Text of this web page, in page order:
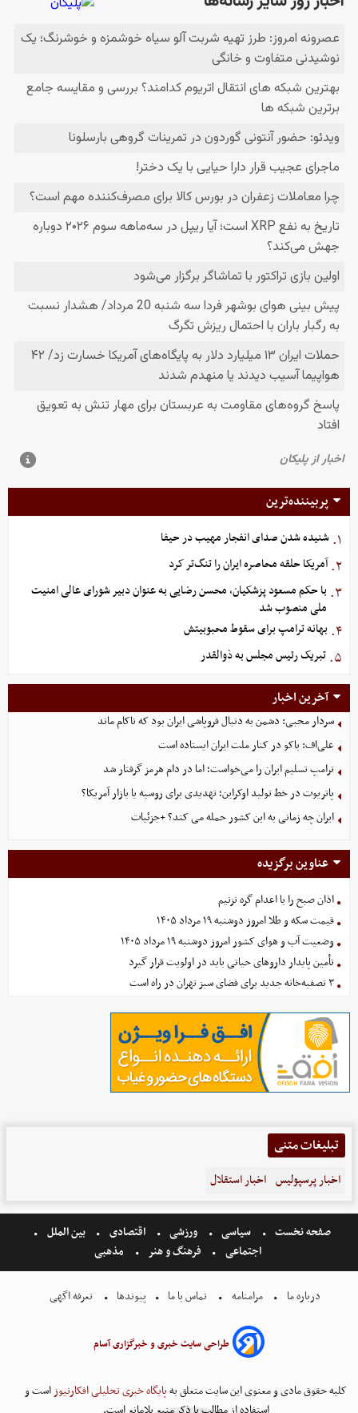
پربیننده‌ترین
۱. شنیده شدن صدای انفجار مهیب در حیفا
۲. آمریکا حلقه محاصره ایران را تنگ‌تر کرد
۳. با حکم مسعود پزشکیان، محسن رضایی به عنوان دبیر شورای عالی امنیت
ملی منصوب شد
۴. بهانه ترامپ برای سقوط محبوبیتش
۵. تبریک رئیس مجلس به ذوالقدر
آخرین اخبار
سردار محبی: دشمن به دنبال فروپاشی ایران بود که ناکام ماند
علی‌اف: باکو در کنار ملت ایران ایستاده است
ترامپ تسلیم ایران را می‌خواست؛ اما در دام هرمز گرفتار شد
پاتریوت در خط تولید اوکراین؛ تهدیدی برای روسیه یا بازار آمریکا؟
ایران چه زمانی به این کشور حمله می کند؟ +جزئیات
عناوین برگزیده
اذان صبح را با اعدام گره نزنیم
قیمت سکه و طلا امروز دوشنبه ۱۹ مرداد ۱۴۰۵
وضعیت آب و هوای کشور امروز دوشنبه ۱۹ مرداد ۱۴۰۵
تأمین پایدار داروهای حیاتی باید در اولویت قرار گیرد
۳ تصفیه‌خانه جدید برای فضای سبز تهران در راه است
تبلیغات متنی
اخبار پرسپولیس اخبار استقلال
صفحه نخست سیاسی ورزشی اقتصادی
بین الملل
اجتماعی
فرهنگ و هنر مذهبی
درباره ما مرامنامه تماس با ما پیوندها تعرفه اگهی
طراحی سایت خبری و خبرگزاری آسام
کلیه حقوق مادی و معنوی این سایت متعلق بهپایگاه خبری تحلیلی افکارنیوز است و